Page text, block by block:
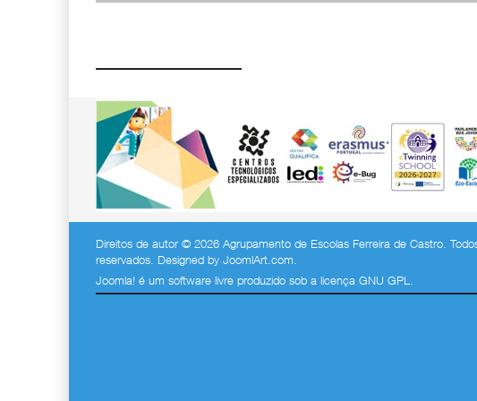
Direitos de autor © 2026 Agrupamento de Escolas Ferreira de Castro.
reservados. Designed by JoomlArt.com
Joomla! é um software livre produzido sob a licença GNU GPL.